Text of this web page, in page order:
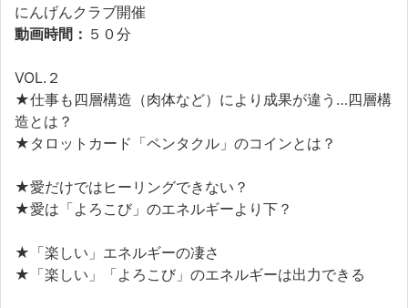
にんげんクラブ開催
動画時間： ５０分
VOL.２
★仕事も四層構造（肉体など）により成果が違う…四層構
造とは？
★タロットカード「ペンタクル」のコインとは？
★愛だけではヒーリングできない？
★愛は「よろこび」のエネルギーより下？
★「楽しい」エネルギーの凄さ
★「楽しい」「よろこび」のエネルギーは出力できる